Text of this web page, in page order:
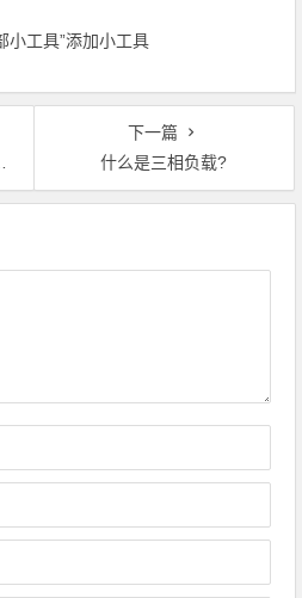
小工具”添加小工具
下一篇
什么是三相负载?